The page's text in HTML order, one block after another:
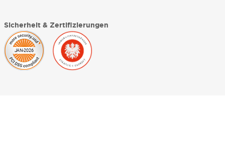
Sicherheit & Zertifizierungen